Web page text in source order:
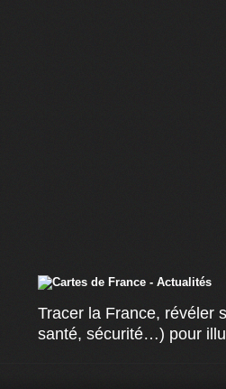
Tracer la France, révéler
santé, sécurité…) pour